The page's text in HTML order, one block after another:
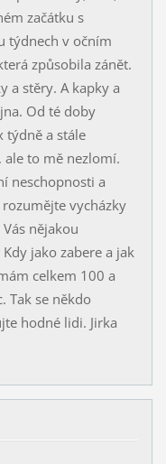
začátku s
týdnech v očním
způsobila zánět.
a stěry. A kapky a
Od té doby
týdně a stále
ale to mě nezlomí.
neschopnosti a
vycházky
nějakou
jako zabere a jak
celkem 100 a
Tak se někdo
hodné lidi. Jirka